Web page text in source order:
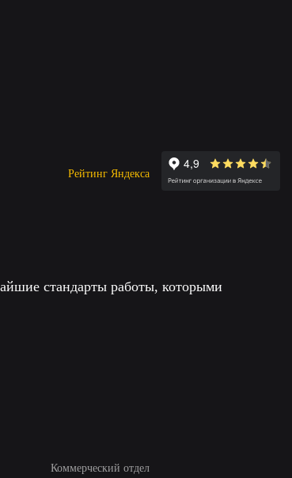
Рейтинг Яндекса
стандарты работы, которыми
Коммерческий отдел